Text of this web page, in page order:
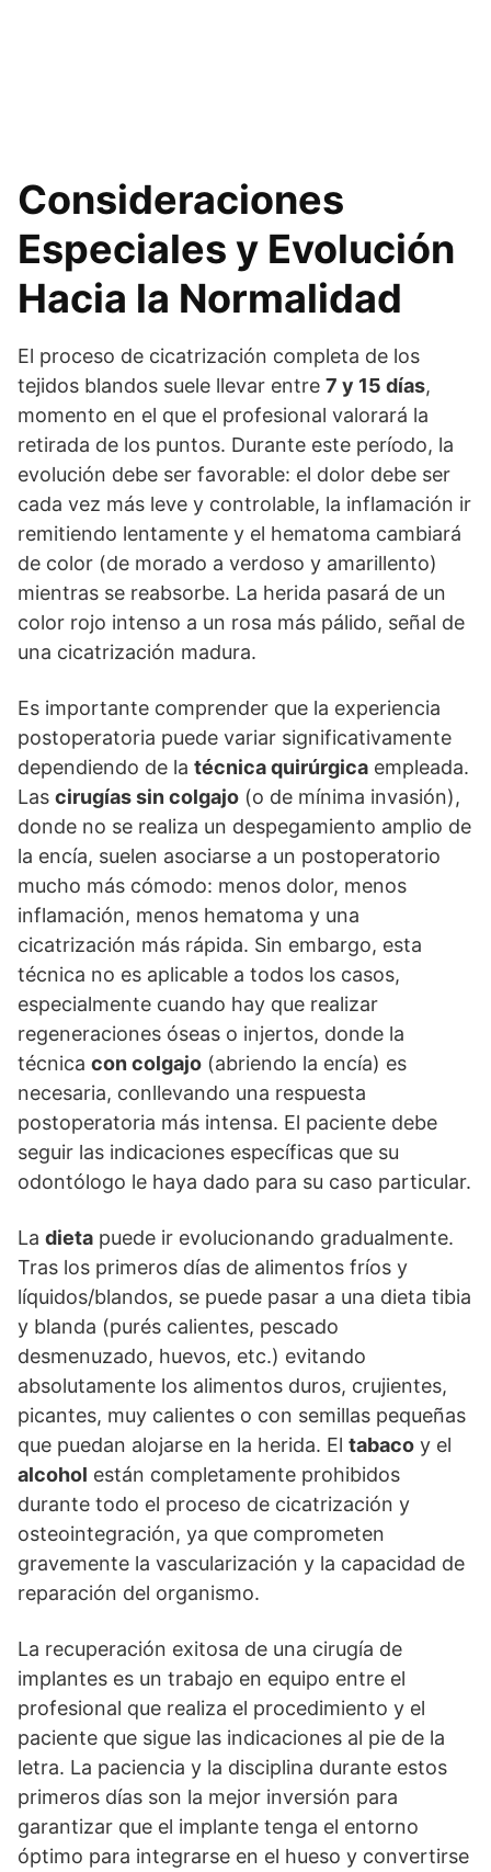
Consideraciones
Especiales y Evolución
Hacia la Normalidad
El proceso de cicatrización completa de los
tejidos blandos suele llevar entre 7 y 15 días,
momento en el que el profesional valorará la
retirada de los puntos. Durante este período, la
evolución debe ser favorable: el dolor debe ser
cada vez más leve y controlable, la inflamación ir
remitiendo lentamente y el hematoma cambiará
de color (de morado a verdoso y amarillento)
mientras se reabsorbe. La herida pasará de un
color rojo intenso a un rosa más pálido, señal de
una cicatrización madura.
Es importante comprender que la experiencia
postoperatoria puede variar significativamente
dependiendo de la técnica quirúrgica empleada.
Las cirugías sin colgajo (o de mínima invasión),
donde no se realiza un despegamiento amplio de
la encía, suelen asociarse a un postoperatorio
mucho más cómodo: menos dolor, menos
inflamación, menos hematoma y una
cicatrización más rápida. Sin embargo, esta
técnica no es aplicable a todos los casos,
especialmente cuando hay que realizar
regeneraciones óseas o injertos, donde la
técnica con colgajo (abriendo la encía) es
necesaria, conllevando una respuesta
postoperatoria más intensa. El paciente debe
seguir las indicaciones específicas que su
odontólogo le haya dado para su caso particular.
La dieta puede ir evolucionando gradualmente.
Tras los primeros días de alimentos fríos y
líquidos/blandos, se puede pasar a una dieta tibia
y blanda (purés calientes, pescado
desmenuzado, huevos, etc.) evitando
absolutamente los alimentos duros, crujientes,
picantes, muy calientes o con semillas pequeñas
que puedan alojarse en la herida. El tabaco y el
alcohol están completamente prohibidos
durante todo el proceso de cicatrización y
osteointegración, ya que comprometen
gravemente la vascularización y la capacidad de
reparación del organismo.
La recuperación exitosa de una cirugía de
implantes es un trabajo en equipo entre el
profesional que realiza el procedimiento y el
paciente que sigue las indicaciones al pie de la
letra. La paciencia y la disciplina durante estos
primeros días son la mejor inversión para
garantizar que el implante tenga el entorno
óptimo para integrarse en el hueso y convertirse